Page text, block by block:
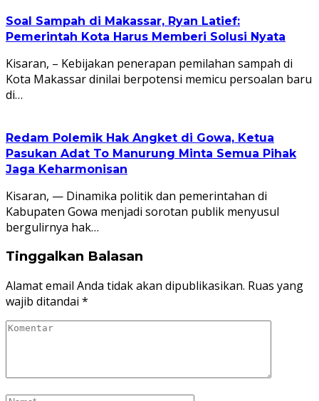
Soal Sampah di Makassar, Ryan Latief:
Pemerintah Kota Harus Memberi Solusi Nyata
Kisaran, – Kebijakan penerapan pemilahan sampah di
Kota Makassar dinilai berpotensi memicu persoalan baru
di…
Redam Polemik Hak Angket di Gowa, Ketua
Pasukan Adat To Manurung Minta Semua Pihak
Jaga Keharmonisan
Kisaran, — Dinamika politik dan pemerintahan di
Kabupaten Gowa menjadi sorotan publik menyusul
bergulirnya hak…
Tinggalkan Balasan
Alamat email Anda tidak akan dipublikasikan. Ruas yang
wajib ditandai *